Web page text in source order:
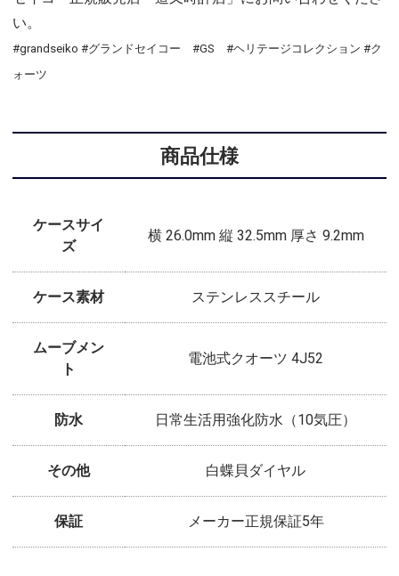
い。
#grandseiko #グランドセイコー #GS #ヘリテージコレクション #ク
ォーツ
商品仕様
ケースサイ
ズ
横 26.0mm 縦 32.5mm 厚さ 9.2mm
ケース素材 ステンレススチール
ムーブメン
ト
電池式クオーツ 4J52
防水 日常生活用強化防水（10気圧）
その他 白蝶貝ダイヤル
保証 メーカー正規保証5年